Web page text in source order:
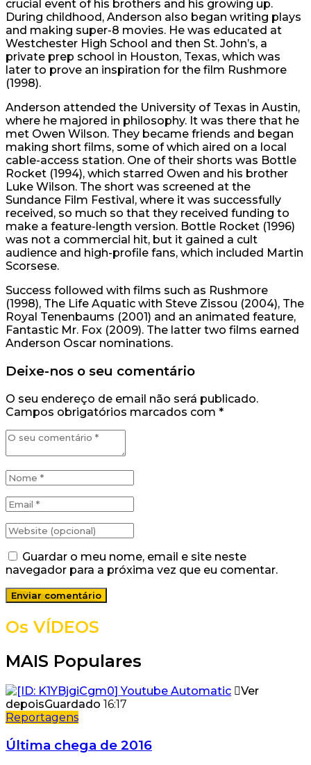
crucial event of his brothers and his growing up.
During childhood, Anderson also began writing plays
and making super-8 movies. He was educated at
Westchester High School and then St. John’s, a
private prep school in Houston, Texas, which was
later to prove an inspiration for the film Rushmore
(1998).
Anderson attended the University of Texas in Austin,
where he majored in philosophy. It was there that he
met Owen Wilson. They became friends and began
making short films, some of which aired on a local
cable-access station. One of their shorts was Bottle
Rocket (1994), which starred Owen and his brother
Luke Wilson. The short was screened at the
Sundance Film Festival, where it was successfully
received, so much so that they received funding to
make a feature-length version. Bottle Rocket (1996)
was not a commercial hit, but it gained a cult
audience and high-profile fans, which included Martin
Scorsese.
Success followed with films such as Rushmore
(1998), The Life Aquatic with Steve Zissou (2004), The
Royal Tenenbaums (2001) and an animated feature,
Fantastic Mr. Fox (2009). The latter two films earned
Anderson Oscar nominations.
Deixe-nos o seu comentário
O seu endereço de email não será publicado.
Campos obrigatórios marcados com *
Guardar o meu nome, email e site neste
navegador para a próxima vez que eu comentar.
Os VÍDEOS
MAIS Populares
Ver
depoisGuardado 16:17
Reportagens
Última chega de 2016